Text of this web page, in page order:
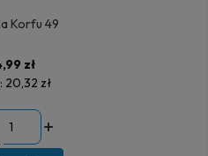
Korfu 49
zł
20,32 zł